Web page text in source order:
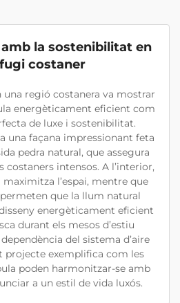
la sostenibilitat en
costaner
regió costanera va mostrar
energèticament eficient com
de luxe i sostenibilitat.
una façana impressionant feta
pedra natural, que assegura
costaners intensos. A l’interior,
l’espai, mentre que
que la llum natural
energèticament eficient
durant els mesos d’estiu
del sistema d’aire
projecte exemplifica com les
poden harmonitzar-se amb
a un estil de vida luxós.